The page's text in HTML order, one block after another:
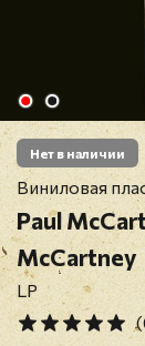
Нет в наличии
Виниловая
Paul
McCartney
LP